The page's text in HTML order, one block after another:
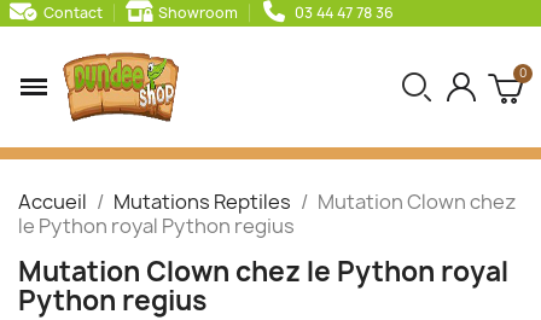
Contact Showroom 03 44 47 78 36
Accueil Mutations Reptiles
Mutation Clown chez
le Python royal Python regius
Mutation Clown chez le Python royal
Python regius